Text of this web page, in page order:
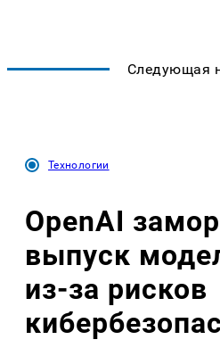
Следующая
Технологии
OpenAI
выпуск
из-за рисков